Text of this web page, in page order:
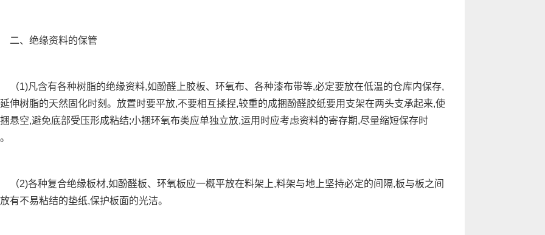
、绝缘资料的保管
1)凡含有各种树脂的绝缘资料,如酚醛上胶板、环氧布、各种漆布带等,必定要放在低温的仓库内保存,
伸树脂的天然固化时刻。放置时要平放,不要相互揉捏,较重的成捆酚醛胶纸要用支架在两头支承起来,使
悬空,避免底部受压形成粘结;小捆环氧布类应单独立放,运用时应考虑资料的寄存期,尽量缩短保存时
2)各种复合绝缘板材,如酚醛板、环氧板应一概平放在料架上,料架与地上坚持必定的间隔,板与板之间
有不易粘结的垫纸,保护板面的光洁。